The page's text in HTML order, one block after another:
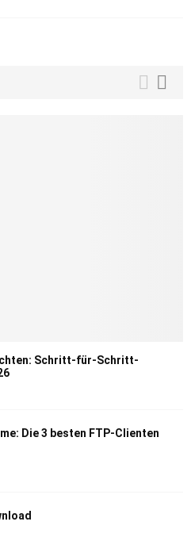
Schritt-für-Schritt-
Die 3 besten FTP-Clienten